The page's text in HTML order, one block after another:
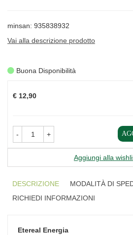
minsan: 935838932
Vai alla descrizione prodotto
Buona Disponibilità
€ 12,90
- +
Aggiungi alla
DESCRIZIONE
MODALITÀ DI
RICHIEDI INFORMAZIONI
Etereal Energia